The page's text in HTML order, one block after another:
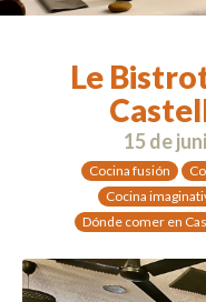
Le
15 de
Cocina fusión
Cocina
Dónde comer en